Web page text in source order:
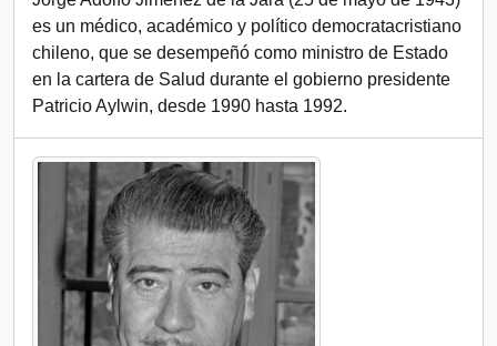
es un médico, académico y político democratacristiano
chileno, que se desempeñó como ministro de Estado
en la cartera de Salud durante el gobierno presidente
Patricio Aylwin, desde 1990 hasta 1992.